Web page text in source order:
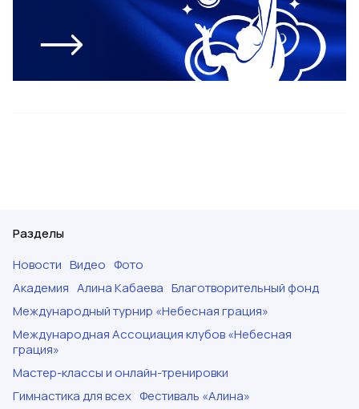
Разделы
Новости Видео Фото
Академия Алина Кабаева Благотворительный фонд
Международный турнир «Небесная грация»
Международная Ассоциация клубов «Небесная
грация»
Мастер-классы и онлайн-тренировки
Гимнастика для всех Фестиваль «Алина»